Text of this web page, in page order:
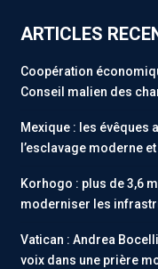
ARTICLES
Coopération
Conseil malien des
Mexique : les évêques
l’esclavage moderne
Korhogo : plus de 3,6
moderniser les
Vatican : Andrea
voix dans une prière